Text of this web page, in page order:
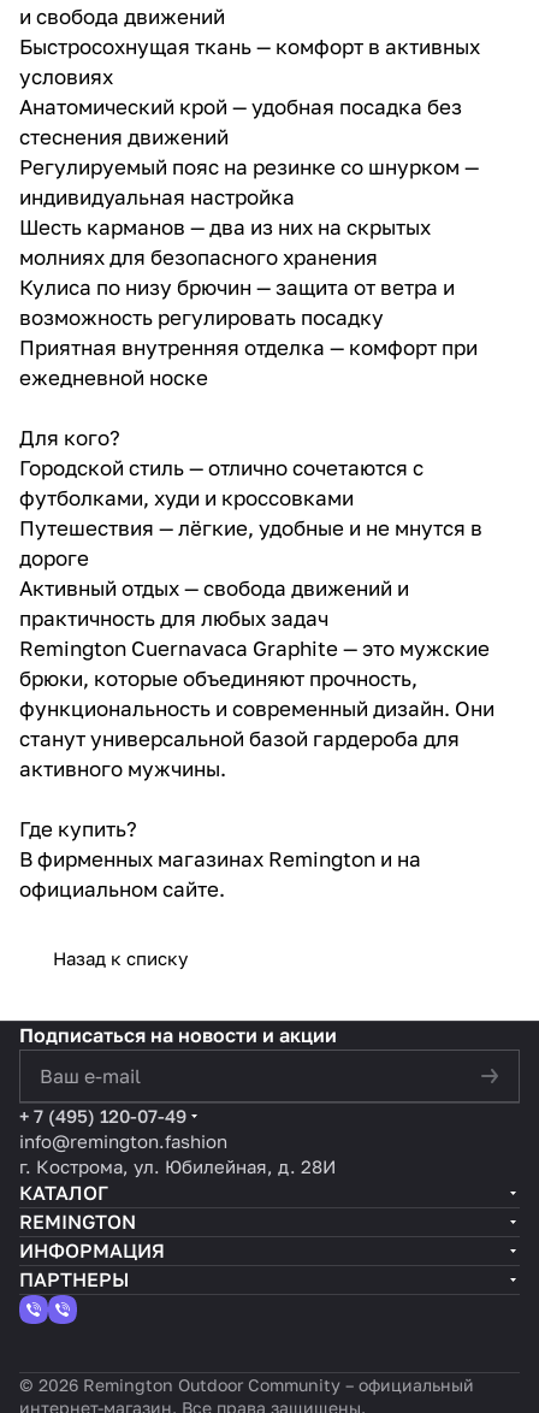
и свобода движений
Быстросохнущая ткань — комфорт в активных
условиях
Анатомический крой — удобная посадка без
стеснения движений
Регулируемый пояс на резинке со шнурком —
индивидуальная настройка
Шесть карманов — два из них на скрытых
молниях для безопасного хранения
Кулиса по низу брючин — защита от ветра и
возможность регулировать посадку
Приятная внутренняя отделка — комфорт при
ежедневной носке
Для кого?
Городской стиль — отлично сочетаются с
футболками, худи и кроссовками
Путешествия — лёгкие, удобные и не мнутся в
дороге
Активный отдых — свобода движений и
практичность для любых задач
Remington Cuernavaca Graphite — это мужские
брюки, которые объединяют прочность,
функциональность и современный дизайн. Они
станут универсальной базой гардероба для
активного мужчины.
Где купить?
В фирменных магазинах Remington и на
официальном сайте.
Назад к списку
Подписаться на новости и акции
+ 7 (495) 120-07-49
info@remington.fashion
г. Кострома, ул. Юбилейная, д. 28И
КАТАЛОГ
REMINGTON
ИНФОРМАЦИЯ
ПАРТНЕРЫ
© 2026 Remington Outdoor Community – официальный
интернет-магазин. Все права защищены.